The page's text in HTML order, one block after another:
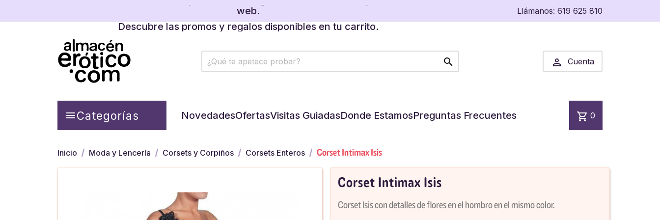
web.
Descubre las promos y regalos disponibles en tu carrito.
Tienda física cerrada temporalmente. Seguimos atendiendo los pedidos de la
web.
Descubre las promos y regalos disponibles en tu carrito.
Llámanos: 619 625 810
  Cuenta
Categorías NovedadesOfertasVisitas GuiadasDonde EstamosPreguntas Frecuentes shopping_cart 0
Inicio Moda y Lencería Corsets y Corpiños Corsets Enteros Corset Intimax Isis
Corset Intimax Isis
Corset Isis con detalles de flores en el hombro en el mismo color.